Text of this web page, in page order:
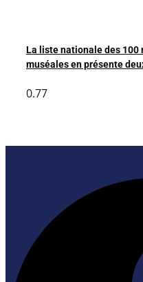
La liste nationale des
muséales en présente